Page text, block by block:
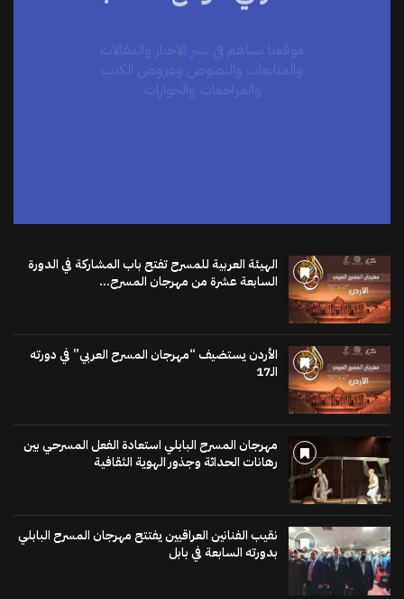
والمراجعات والحوارات
الهيئة العربية للمسرح تفتح باب المشاركة في الدورة
السابعة عشرة من مهرجان المسرح...
الأردن يستضيف “مهرجان المسرح العربي” في دورته
الـ17
مهرجان المسرح البابلي استعادة الفعل المسرحي بين
رهانات الحداثة وجذور الهوية الثقافية
نقيب الفنانين العراقيين يفتتح مهرجان المسرح البابلي
بدورته السابعة في بابل